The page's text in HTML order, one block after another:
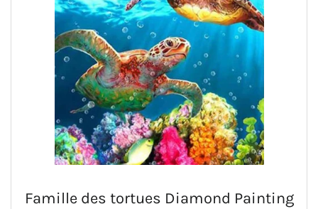
Famille des tortues Diamond Painting